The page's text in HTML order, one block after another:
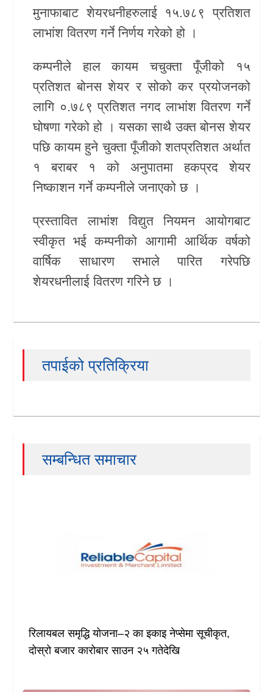
खेलकुद
मुनाफाबाट शेयरधनीहरुलाई १५.७८९ प्रतिशत
लाभांश वितरण गर्ने निर्णय गरेको हो ।
कम्पनीले हाल कायम चचुक्ता पूँजीको १५
प्रतिशत बोनस शेयर र सोको कर प्रयोजनको
लागि ०.७८९ प्रतिशत नगद लाभांश वितरण गर्ने
घोषणा गरेको हो । यसका साथै उक्त बोनस शेयर
पछि कायम हुने चुक्ता पूँजीको शतप्रतिशत अर्थात
१ बराबर १ को अनुपातमा हकप्रद शेयर
निष्काशन गर्ने कम्पनीले जनाएको छ ।
प्रस्तावित लाभांश विद्युत नियमन आयोगबाट
स्वीकृत भई कम्पनीको आगामी आर्थिक वर्षको
वार्षिक साधारण सभाले पारित गरेपछि
शेयरधनीलाई वितरण गरिने छ ।
तपाईको प्रतिक्रिया
सम्बन्धित समाचार
रिलायबल समृद्धि योजना–२ का इकाइ नेप्सेमा सूचीकृत,
दोस्रो बजार कारोबार साउन २५ गतेदेखि